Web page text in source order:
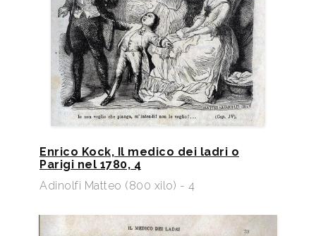
Enrico Kock, Il medico dei ladri o
Parigi nel 1780, 4
Adinolfi Matteo (800 xilo) - 4